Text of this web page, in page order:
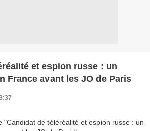
et espion russe : un
France avant les JO de Paris